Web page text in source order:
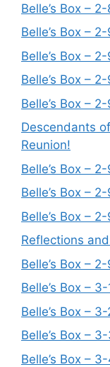
Belle’s Box –
Belle’s Box –
Belle’s Box – 2-
Belle’s Box –
Belle’s Box –
Descendants
Reunion!
Belle’s Box –
Belle’s Box –
Belle’s Box –
Reflections
Belle’s Box –
Belle’s Box – 3-
Belle’s Box – 3-
Belle’s Box –
Belle’s Box –